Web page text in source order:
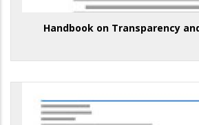
Handbook on Transparency